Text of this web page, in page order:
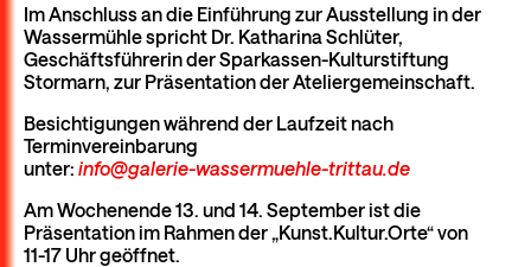
Im Anschluss an die Einführung zur Ausstellung in der
Wassermühle spricht Dr. Katharina Schlüter,
Geschäftsführerin der Sparkassen-Kulturstiftung
Stormarn, zur Präsentation der Ateliergemeinschaft.
Besichtigungen während der Laufzeit nach
Terminvereinbarung
unter: info@galerie-wassermuehle-trittau.de
Am Wochenende 13. und 14. September ist die
Präsentation im Rahmen der „Kunst.Kultur.Orte“ von
11-17 Uhr geöffnet.